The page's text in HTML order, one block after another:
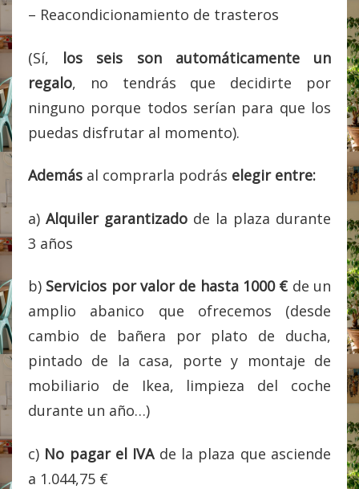
– Reacondicionamiento de trasteros
(Sí, los seis son automáticamente un
regalo, no tendrás que decidirte por
ninguno porque todos serían para que los
puedas disfrutar al momento).
Además al comprarla podrás elegir entre:
a) Alquiler garantizado de la plaza durante
3 años
b) Servicios por valor de hasta 1000 € de un
amplio abanico que ofrecemos (desde
cambio de bañera por plato de ducha,
pintado de la casa, porte y montaje de
mobiliario de Ikea, limpieza del coche
durante un año…)
c) No pagar el IVAde la plaza que asciende
a 1.044,75 €